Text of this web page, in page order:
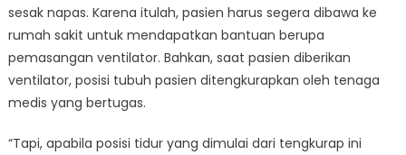
sesak napas. Karena itulah, pasien harus segera dibawa ke
rumah sakit untuk mendapatkan bantuan berupa
pemasangan ventilator. Bahkan, saat pasien diberikan
ventilator, posisi tubuh pasien ditengkurapkan oleh tenaga
medis yang bertugas.
“Tapi, apabila posisi tidur yang dimulai dari tengkurap ini